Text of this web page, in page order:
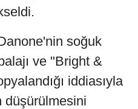
soğuk
ve "Bright &
iddiasıyla
düşürülmesini